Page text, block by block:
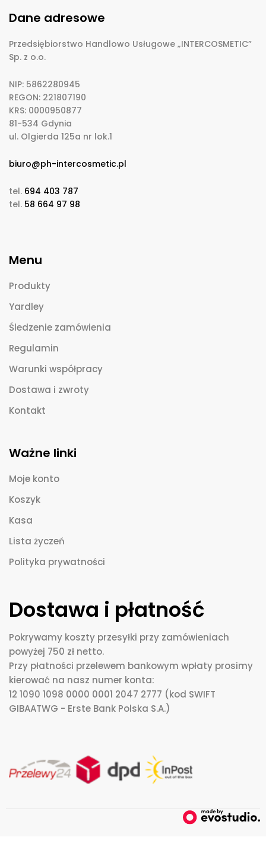
Dane adresowe
Przedsiębiorstwo Handlowo Usługowe „INTERCOSMETIC”
Sp. z o.o.
NIP: 5862280945
REGON: 221807190
KRS: 0000950877
81-534 Gdynia
ul. Olgierda 125a nr lok.1
biuro@ph-intercosmetic.pl
tel. 694 403 787
tel. 58 664 97 98
Menu
Produkty
Yardley
Śledzenie zamówienia
Regulamin
Warunki współpracy
Dostawa i zwroty
Kontakt
Ważne linki
Moje konto
Koszyk
Kasa
Lista życzeń
Polityka prywatności
Dostawa i płatność
Pokrywamy koszty przesyłki przy zamówieniach
powyżej 750 zł netto.
Przy płatności przelewem bankowym wpłaty prosimy
kierować na nasz numer konta:
12 1090 1098 0000 0001 2047 2777 (kod SWIFT
GIBAATWG - Erste Bank Polska S.A.)